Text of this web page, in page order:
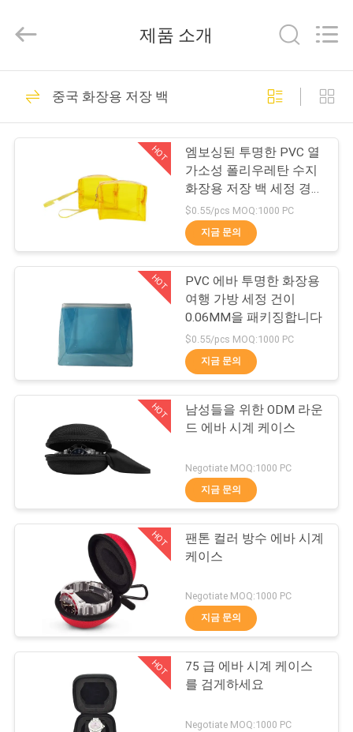
제
리
여
여
관
2021
ReWell
Limited.
Rights
에바 하드케이스
69
에바 저장 케이스
49
운반하는 에바 건
돈 잠금 가방
제품 소개
중국 화장용 저장 백
HOT
엠보싱된 투명한 PVC 열
가소성 폴리우레탄 수지
화장용 저장 백 세정 경우
여행 패키징
$0.55/pcs MOQ:1000 PC
지금 문의
HOT
PVC 에바 투명한 화장용
여행 가방 세정 건이
0.06MM을 패키징합니다
$0.55/pcs MOQ:1000 PC
지금 문의
HOT
남성들을 위한 ODM 라운
드 에바 시계 케이스
Negotiate MOQ:1000 PC
지금 문의
HOT
팬톤 컬러 방수 에바 시계
케이스
Negotiate MOQ:1000 PC
지금 문의
HOT
75 급 에바 시계 케이스
를 검게하세요
Negotiate MOQ:1000 PC